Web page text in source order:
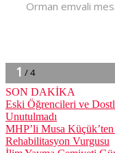
SON DAKİKA
Eski Öğrencileri ve
Unutulmadı
MHP’li Musa
Rehabilitasyon Vurgusu